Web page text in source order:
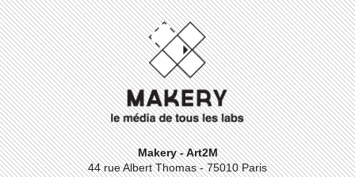
Makery - Art2M
44 rue Albert Thomas - 75010 Paris